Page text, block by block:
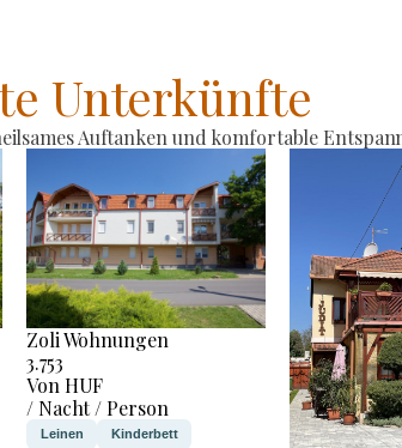
Unterkünfte
Auftanken und komfortable
Zoli Wohnungen
3.753
Von HUF
/ Nacht / Person
Leinen Kinderbett